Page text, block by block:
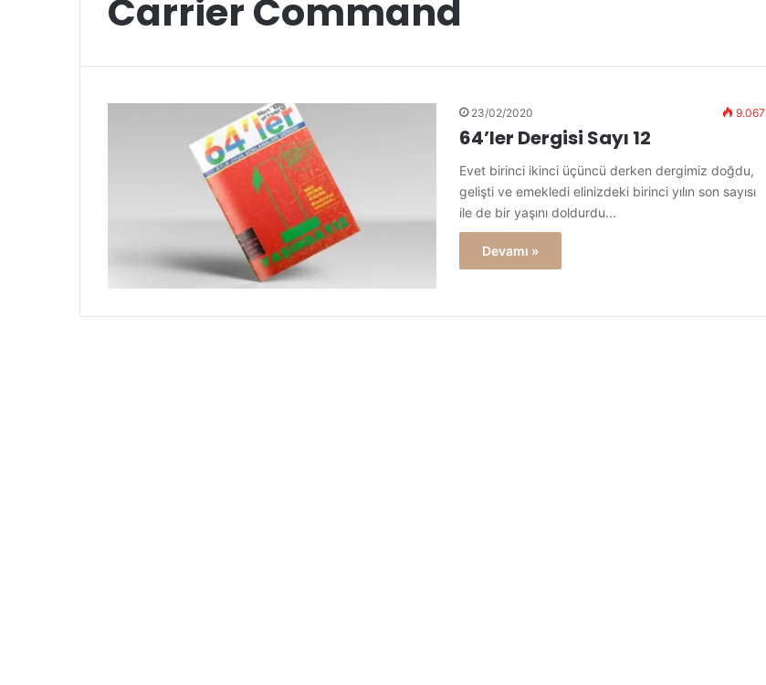
Carrier Command
23/02/2020 9.067
64’ler Dergisi Sayı 12
Evet birinci ikinci üçüncü derken dergimiz doğdu,
gelişti ve emekledi elinizdeki birinci yılın son sayısı
ile de bir yaşını doldurdu...
Devamı »